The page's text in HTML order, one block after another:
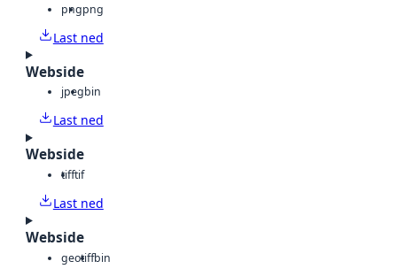
pngpng
Last ned
Webside
jpegbin
Last ned
Webside
tifftif
Last ned
Webside
geotiffbin